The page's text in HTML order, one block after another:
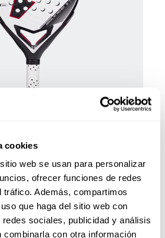
cookies
web se usan para personalizar
ofrecer funciones de redes
Además, compartimos
que haga del sitio web con
sociales, publicidad y análisis
combinarla con otra información
añadir al carrito